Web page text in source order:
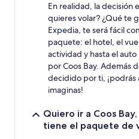
En realidad, la decisión
quieres volar? ¿Qué te
Expedia, te será fácil
paquete: el hotel, el
actividad y hasta el
por Coos Bay. Además
decidido por ti, ¡podrás
imaginas!
Quiero ir a Coos
tiene el paquete de